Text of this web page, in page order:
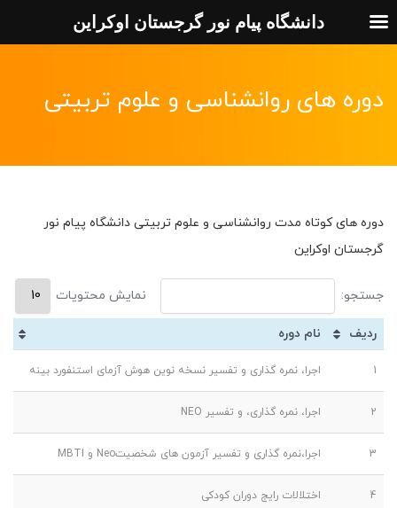
دوره های روانشناسی و علوم تربیتی
دوره های کوتاه مدت روانشناسی و علوم تربیتی دانشگاه پیام نور
گرجستان اوکراین
نمایش محتویات جستجو:
ردیف نام دوره
1 اجرا، نمره گذاری و تفسیر نسخه نوین هوش آزمای استنفورد بینه
2 اجرا، نمره گذاری، و تفسیر NEO
3 اجرا،نمره گذاری و تفسیر آزمون های شخصیتNeo و MBTI
4 اختلالات رایج دوران کودکی
دانشگاه پیام نور گرجستان اوکراین